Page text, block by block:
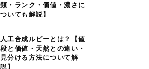
類・ランク・価値・濃さに
ついても解説】
人工合成ルビーとは？【値
段と価値・天然との違い・
見分ける方法について解
説】